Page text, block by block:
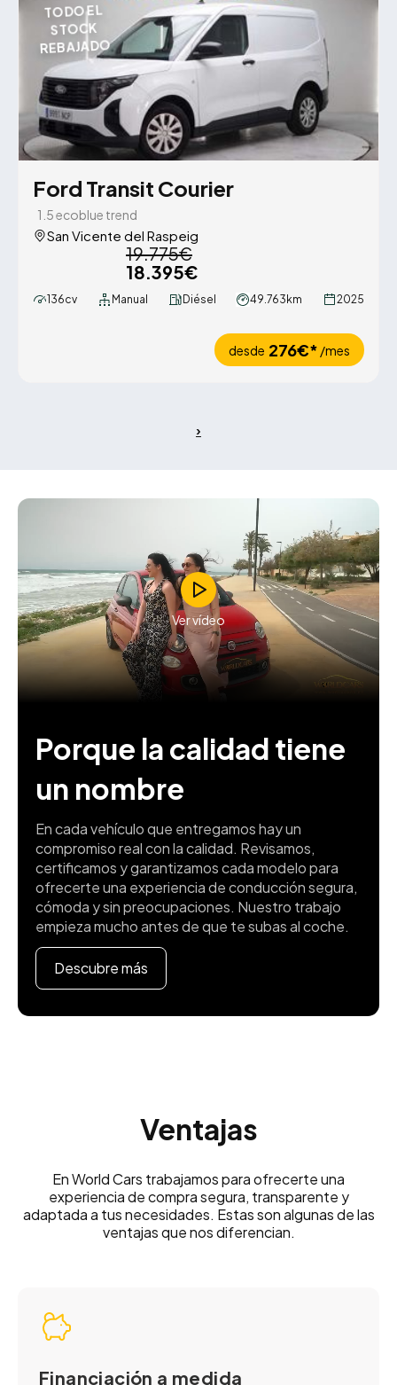
TODO EL
STOCK
REBAJADO
Ford Transit Courier
1.5 ecoblue trend
San Vicente del Raspeig
19.775€
18.395€
136cv Manual Diésel 49.763km 2025
desde 276€* /mes
Ver vídeo
Porque la calidad tiene
un nombre
En cada vehículo que entregamos hay un
compromiso real con la calidad. Revisamos,
certificamos y garantizamos cada modelo para
ofrecerte una experiencia de conducción segura,
cómoda y sin preocupaciones. Nuestro trabajo
empieza mucho antes de que te subas al coche.
Descubre más
Ventajas
En World Cars trabajamos para ofrecerte una
experiencia de compra segura, transparente y
adaptada a tus necesidades. Estas son algunas de las
ventajas que nos diferencian.
Financiación a medida